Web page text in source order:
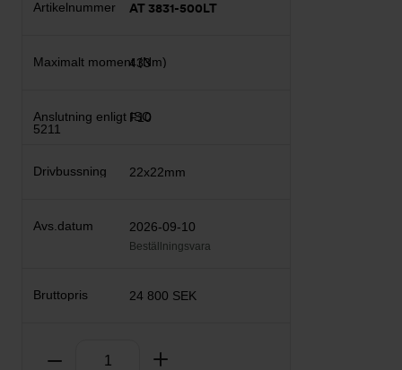
AT 3831-500LT
433
F10
22x22mm
2026-09-10
Beställningsvara
24 800 SEK
Ta bort